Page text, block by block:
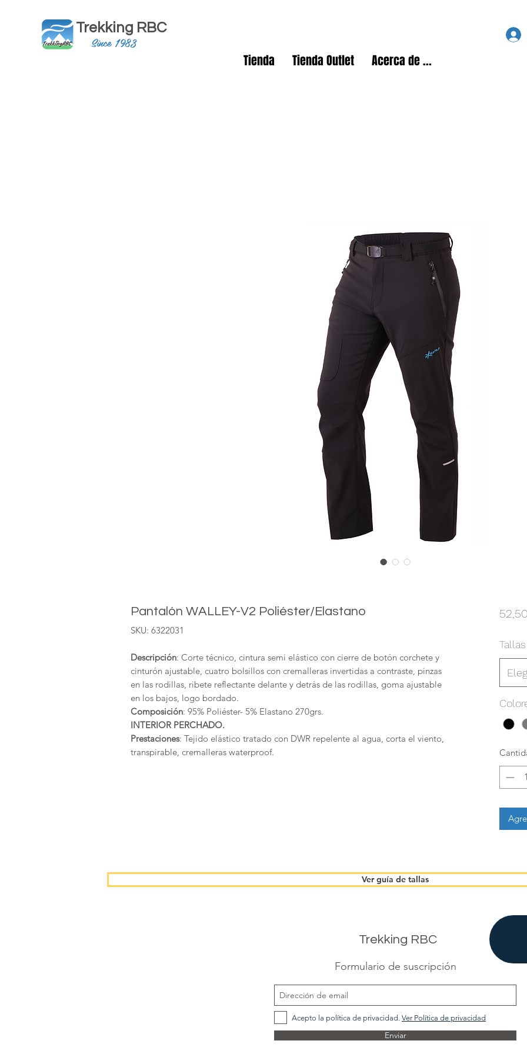
Trekking RBC
Since 1983
Tienda Tienda Outlet Acerca de ...
Pantalón WALLEY-V2 Poliéster/Elastano
SKU: 6322031
Descripción: Corte técnico, cintura semi elástico con cierre de botón corchete y
cinturón ajustable, cuatro bolsillos con cremalleras invertidas a contraste, pinzas
en las rodillas, ribete reflectante delante y detrás de las rodillas, goma ajustable
en los bajos, logo bordado.
Composición: 95% Poliéster- 5% Elastano 270grs.
INTERIOR PERCHADO.
Prestaciones: Tejido elástico tratado con DWR repelente al agua, corta el viento,
transpirable, cremalleras waterproof.
Tallas
Ver guía de tallas
Trekking RBC
Formulario de suscripción
Acepto la política de privacidad. Ver Política de privacidad
Enviar